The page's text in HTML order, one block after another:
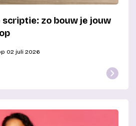
zo bouw je jouw
02 juli 2026